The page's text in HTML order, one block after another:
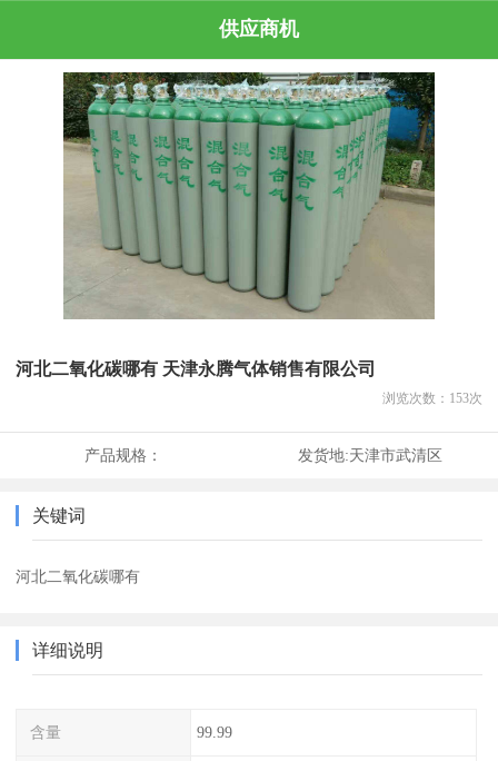
供应商机
河北二氧化碳哪有 天津永腾气体销售有限公司
浏览次数： 153次
产品规格： 发货地:天津市武清区
关键词
河北二氧化碳哪有
详细说明
含量 99.99